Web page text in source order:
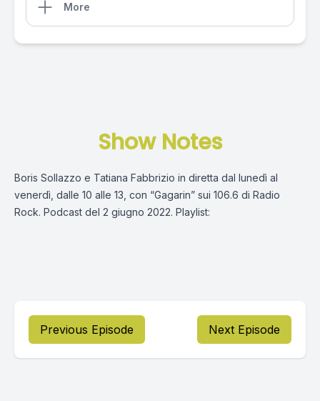
More
Show Notes
Boris Sollazzo e Tatiana Fabbrizio in diretta dal lunedì al
venerdì, dalle 10 alle 13, con “Gagarin” sui 106.6 di Radio
Rock. Podcast del 2 giugno 2022. Playlist:
Previous Episode Next Episode